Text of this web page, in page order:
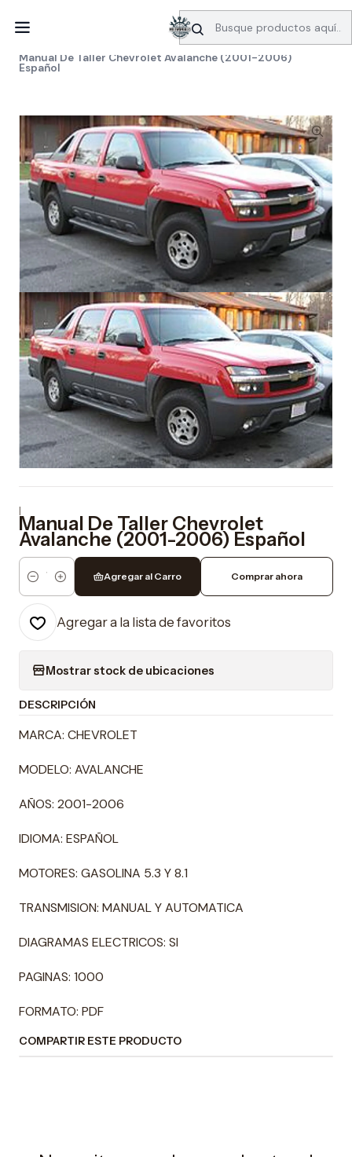
SERVICIO DE BÚSQUEDA DE INFORMACIÓN AUTOMOTRIZ
Manuales de taller Chevrolet
Manual De Taller Chevrolet Avalanche (2001-2006)
Español
|
Manual De Taller Chevrolet
Avalanche (2001-2006) Español
Cantidad
Agregar al Carro Comprar ahora
Agregar a la lista de favoritos
Mostrar stock de ubicaciones
DESCRIPCIÓN
MARCA: CHEVROLET
MODELO: AVALANCHE
AÑOS: 2001-2006
IDIOMA: ESPAÑOL
MOTORES: GASOLINA 5.3 Y 8.1
TRANSMISION: MANUAL Y AUTOMATICA
DIAGRAMAS ELECTRICOS: SI
PAGINAS: 1000
FORMATO: PDF
COMPARTIR ESTE PRODUCTO